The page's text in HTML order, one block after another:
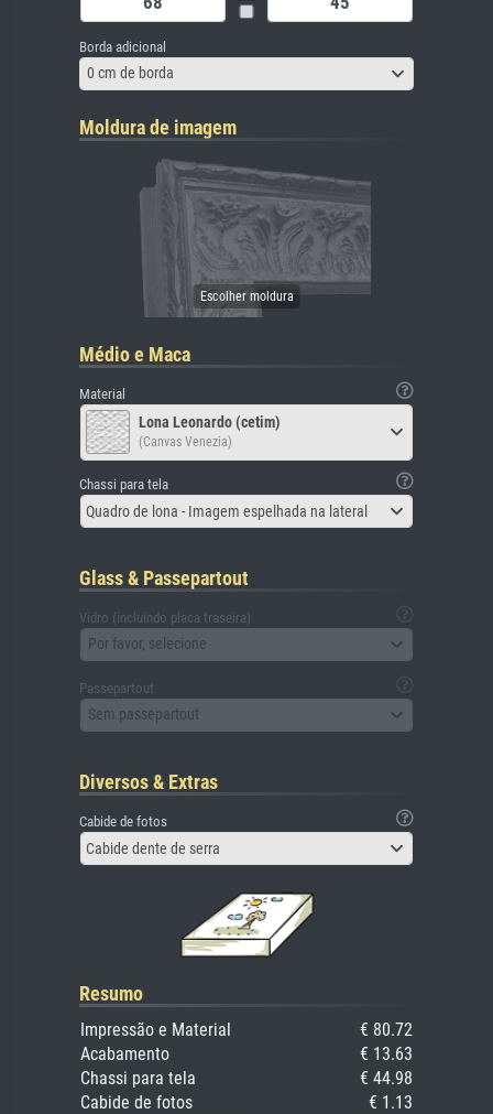
Borda adicional
0 cm de borda
Moldura de imagem
Médio e Maca
Material
Lona Leonardo (cetim)
(Canvas Venezia)
Chassi para tela
Quadro de lona - Imagem espelhada na lateral
Glass & Passepartout
Vidro (incluindo placa traseira)
Por favor, selecione
Passepartout
Sem passepartout
Diversos & Extras
Cabide de fotos
Cabide dente de serra
Resumo
Impressão e Material
€ 80.72
Acabamento
€ 13.63
Chassi para tela
€ 44.98
Cabide de fotos
€ 1.13